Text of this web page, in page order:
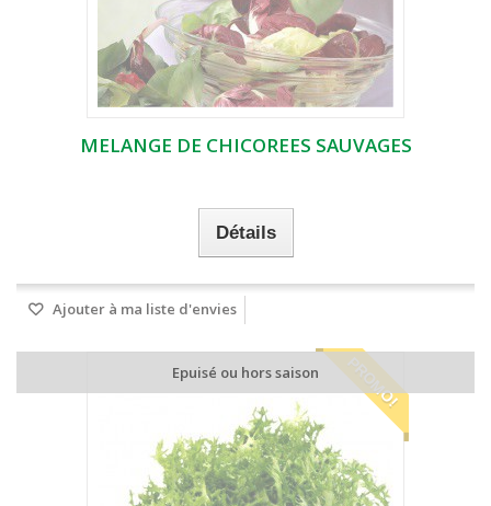
MELANGE DE CHICOREES SAUVAGES
Détails
Ajouter à ma liste d'envies
Epuisé ou hors saison PROMO!